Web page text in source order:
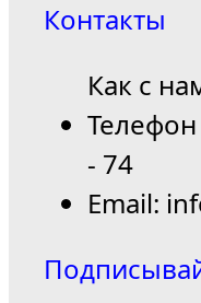
Контакты
Как с
Телефон
- 74
Email: